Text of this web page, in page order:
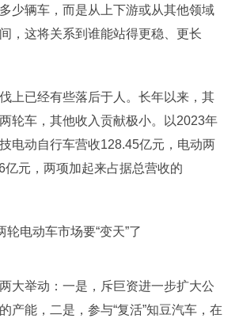
少辆车，而是从上下游或从其他领域
，这将关系到谁能站得更稳、更长
上已经有些落后于人。长年以来，其
轮车，其他收入贡献极小。以2023年
电动自行车营收128.45亿元，电动两
亿元，两项加起来占据总营收的
大举动：一是，斥巨资进一步扩大公
产能，二是，参与“复活”知豆汽车，在